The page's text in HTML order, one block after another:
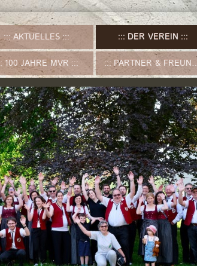
AKTUELLES DER VEREIN
100 JAHRE MVR PARTNER & FREUNDE